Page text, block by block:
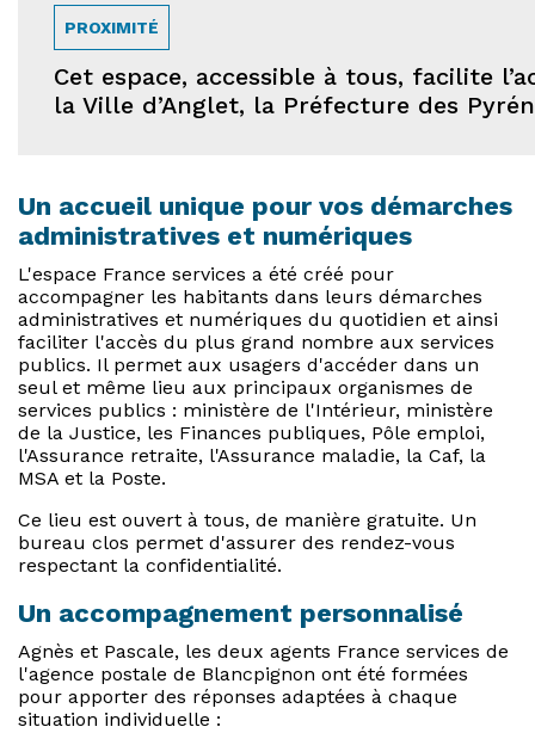
PROXIMITÉ
Cet espace, accessible à tous, facilite
la Ville d’Anglet, la Préfecture des
Un accueil unique pour vos démarches
administratives et numériques
L'espace France services a été créé pour
accompagner les habitants dans leurs démarches
administratives et numériques du quotidien et ainsi
faciliter l'accès du plus grand nombre aux services
publics. Il permet aux usagers d'accéder dans un
seul et même lieu aux principaux organismes de
services publics : ministère de l'Intérieur, ministère
de la Justice, les Finances publiques, Pôle emploi,
l'Assurance retraite, l'Assurance maladie, la Caf, la
MSA et la Poste.
Ce lieu est ouvert à tous, de manière gratuite. Un
bureau clos permet d'assurer des rendez-vous
respectant la confidentialité.
Un accompagnement personnalisé
Agnès et Pascale, les deux agents France services de
l'agence postale de Blancpignon ont été formées
pour apporter des réponses adaptées à chaque
situation individuelle :